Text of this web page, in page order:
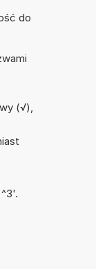
do
(√),